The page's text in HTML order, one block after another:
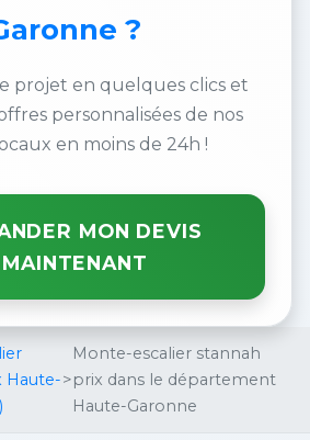
?
projet en quelques clics et
personnalisées de nos
en moins de 24h !
MON DEVIS
MAINTENANT
Haute->
Monte-escalier stannah
prix dans le département
Haute-Garonne